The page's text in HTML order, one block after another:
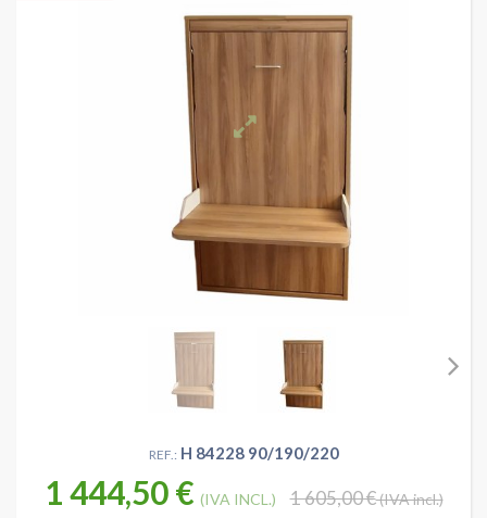
REF.: H 84228 90/190/220
1 444,50 € (IVA INCL.) 1 605,00 €(IVA incl.)